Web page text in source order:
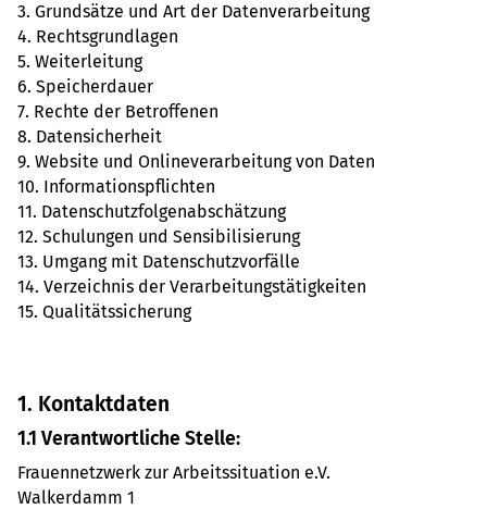
3. Grund­sätze und Art der Daten­ver­ar­bei­tung
4. Rechts­grund­la­gen
5. Wei­ter­lei­tung
6. Spei­cherdauer
7. Rechte der Betrof­fe­nen
8. Daten­si­cher­heit
9. Web­site und Online­ver­ar­bei­tung von Daten
10. Infor­ma­ti­ons­pflich­ten
11. Daten­schutz­fol­gen­ab­schät­zung
12. Schu­lun­gen und Sen­si­bi­li­sie­rung
13. Umgang mit Daten­schutz­vor­fälle
14. Ver­zeich­nis der Ver­ar­bei­tungs­tä­tig­kei­ten
15. Qua­li­täts­si­che­rung
1. Kon­takt­da­ten
1.1 Ver­ant­wort­li­che Stelle:
Frau­en­netz­werk zur Arbeits­si­tua­tion e.V.
Walk­er­damm 1